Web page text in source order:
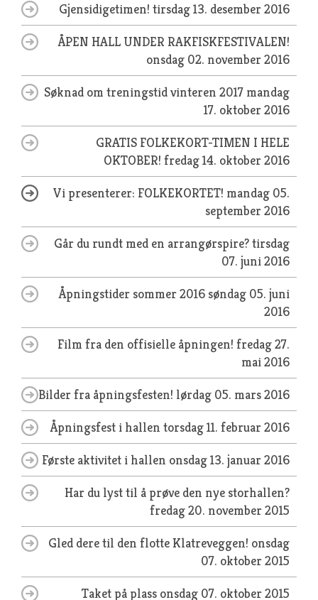
Gjensidigetimen! tirsdag 13. desember 2016
ÅPEN HALL UNDER RAKFISKFESTIVALEN!
onsdag 02. november 2016
Søknad om treningstid vinteren 2017 mandag
17. oktober 2016
GRATIS FOLKEKORT-TIMEN I HELE
OKTOBER! fredag 14. oktober 2016
Vi presenterer: FOLKEKORTET! mandag 05.
september 2016
Går du rundt med en arrangørspire?tirsdag
07. juni 2016
Åpningstider sommer 2016søndag 05. juni
2016
Film fra den offisielle åpningen! fredag 27.
mai 2016
Bilder fra åpningsfesten! lørdag 05. mars 2016
Åpningsfest i hallen torsdag 11. februar 2016
Første aktivitet i hallen onsdag 13. januar 2016
Har du lyst til å prøve den nye storhallen?
fredag 20. november 2015
Gled dere til den flotte Klatreveggen! onsdag
07. oktober 2015
Taket på plass onsdag 07. oktober 2015